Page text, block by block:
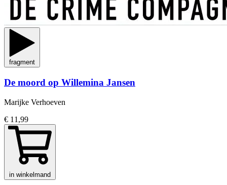
fragment
De moord op Willemina Jansen
Marijke Verhoeven
€ 11,99
in winkelmand